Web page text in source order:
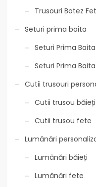
Trusouri Botez
Seturi prima baita
Seturi Prima
Seturi Prima
Cutii trusouri
Cutii trusou băieți
Cutii trusou fete
Lumânări
Lumânări băieți
Lumânări fete